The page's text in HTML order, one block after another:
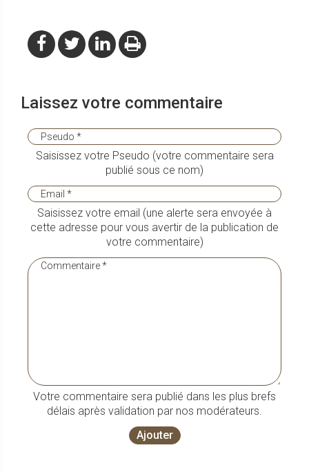
Laissez votre commentaire
Saisissez votre Pseudo (votre commentaire sera
publié sous ce nom)
Saisissez votre email (une alerte sera envoyée à
cette adresse pour vous avertir de la publication de
votre commentaire)
Votre commentaire sera publié dans les plus brefs
délais après validation par nos modérateurs.
Ajouter